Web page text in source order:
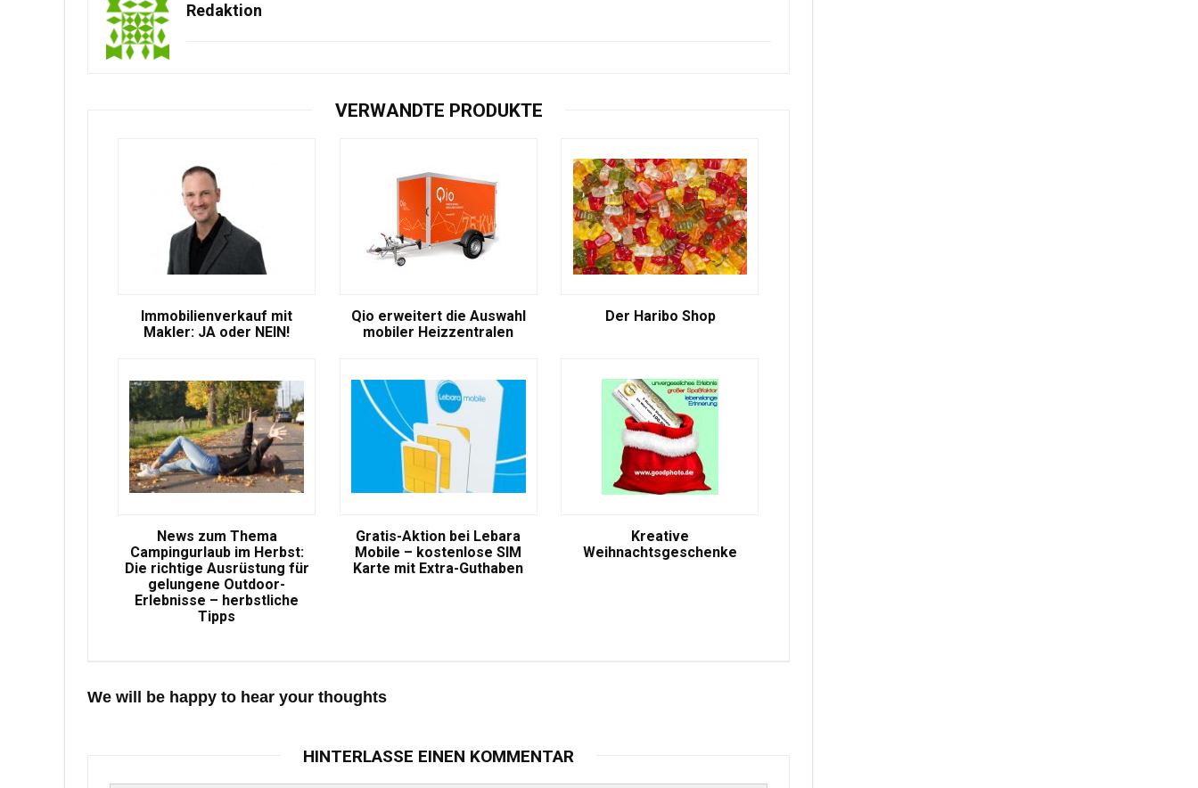
Redaktion
VERWANDTE PRODUKTE
Immobilienverkauf mit
Makler: JA oder NEIN!
Qio erweitert die Auswahl
mobiler Heizzentralen
Der Haribo Shop
News zum Thema
Campingurlaub im Herbst:
Die richtige Ausrüstung für
gelungene Outdoor-
Erlebnisse – herbstliche
Tipps
Gratis-Aktion bei Lebara
Mobile – kostenlose SIM
Karte mit Extra-Guthaben
Kreative
Weihnachtsgeschenke
We will be happy to hear your thoughts
HINTERLASSE EINEN KOMMENTAR